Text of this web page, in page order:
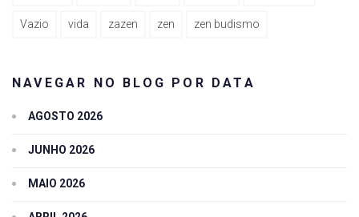
Vazio vida zazen zen zen budismo
NAVEGAR NO BLOG POR DATA
AGOSTO 2026
JUNHO 2026
MAIO 2026